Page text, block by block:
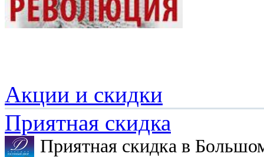
Акции и скидки
Приятная скидка
Приятная скидка в